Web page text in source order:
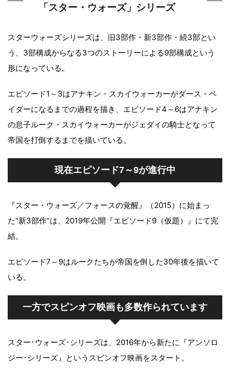
「スター・ウォーズ」シリーズ
スターウォーズシリーズは、旧3部作・新3部作・続3部とい
う、3部構成からなる3つのストーリーによる9部構成という
形になっている。
エピソード1～3はアナキン・スカイウォーカーがダース・ベ
イダーになるまでの過程を描き、エピソード4～6はアナキン
の息子ルーク・スカイウォーカーがジェダイの騎士となって
帝国を打倒するまでを描いている。
現在エピソード7～9が進行中
『スター・ウォーズ／フォースの覚醒』（2015）に始まっ
た“新3部作”は、2019年公開『エピソード9（仮題）』にて完
結。
エピソード7～9はルークたちが帝国を倒した30年後を描いて
いる。
一方でスピンオフ映画も多数作られています
スター･ウォーズ･シリーズは、2016年から新たに『アンソロ
ジー･シリーズ』というスピンオフ映画をスタート。